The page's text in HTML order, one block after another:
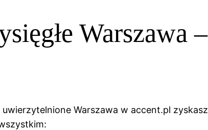
Warszawa
uwierzytelnione Warszawa w accent.pl